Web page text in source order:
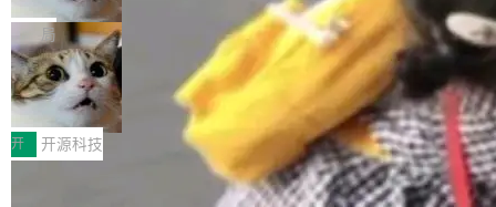
bug.cgi?id=204...
nce 的话说：「我们一生都在用 Isolate 运行代
码，而 AI Agent 不需要容器，它们需要的是 Iso
late。」 容器为什么不合适 容器的问题在于启动
和销毁都太重了。一个 Agent 要执行的任务可能
只需要几毫秒的 CPU 时间，但容器从冷启动到
就绪要花数秒。如果未来有十...
g”
上个月，苹果一纸诉状把 OpenAI 告上法庭，指
控其挖角苹果前员工并窃取商业秘密。苹果的诉
状把 OpenAI 描述成一个系统性地从前东家挖
人、套取机密信息的对手。 OpenAI 没发律师
函，也没选择庭外沉默。它在官网贴了一篇博
文，标题只有六个字：Apple is getting this wro
ng。 然后，它把邮件往来和 iMessage 聊天记
录全贴了出来。 他发错人了 苹果外部律师 Gabr
局
HUAWEI MatePad Edge上架WorkBu
ddy鸿蒙PC版，说话就能干活的AI办公
搭子
全能AI工作台WorkBuddy鸿蒙PC版上架HUAWE
I MatePad Edge应用市场，直接下载即可使
用，与鸿蒙电脑上的体验一致。值得一提的是，
这是目前市面上唯一支持平板接入WorkBuddy P
开 开源科技
FFmpeg 9.0 发布：代号“Lei”，以此纪